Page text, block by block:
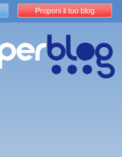
Proponi il tuo blog